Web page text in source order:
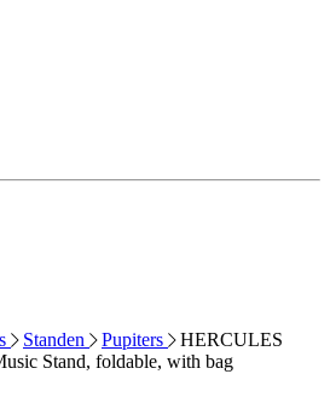
Standen Pupiters
HERCULES
Stand, foldable, with bag